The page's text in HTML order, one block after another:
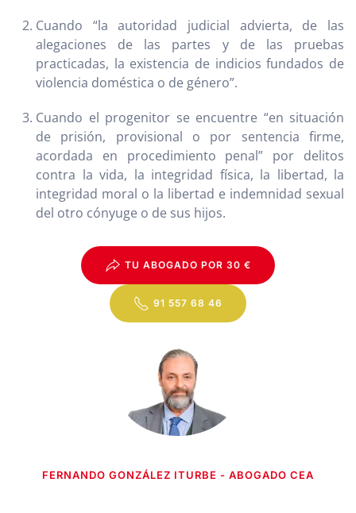
Cuando “la autoridad judicial advierta, de las
alegaciones de las partes y de las pruebas
practicadas, la existencia de indicios fundados de
violencia doméstica o de género”.
Cuando el progenitor se encuentre “en situación
de prisión, provisional o por sentencia firme,
acordada en procedimiento penal” por delitos
contra la vida, la integridad física, la libertad, la
integridad moral o la libertad e indemnidad sexual
del otro cónyuge o de sus hijos.
TU ABOGADO POR 30 €
91 557 68 46
FERNANDO GONZÁLEZ ITURBE - ABOGADO CEA